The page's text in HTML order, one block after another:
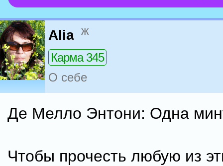
Alia ж
Карма 345
О себе
Де Мелло Энтони: Одна
Чтобы прочесть любую из